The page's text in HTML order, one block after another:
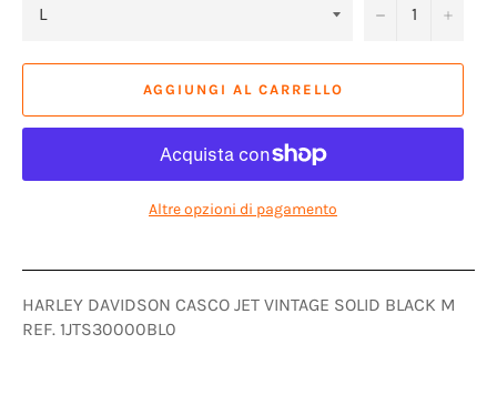
− +
AGGIUNGI AL CARRELLO
Altre opzioni di pagamento
HARLEY DAVIDSON CASCO JET VINTAGE SOLID BLACK M
REF. 1JTS30000BL0